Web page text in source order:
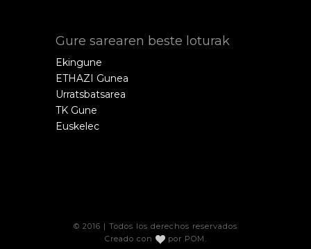
Gure sarearen beste loturak
Ekingune
ETHAZI Gunea
Urratsbatsarea
TK Gune
Euskelec
© 2016 | Todos los derechos reservados
Creado con
por POM